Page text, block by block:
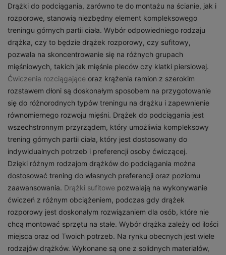
Drążki do podciągania, zarówno te do montażu na ścianie, jak i
rozporowe, stanowią niezbędny element kompleksowego
treningu górnych partii ciała. Wybór odpowiedniego rodzaju
drążka, czy to będzie drążek rozporowy, czy sufitowy,
pozwala na skoncentrowanie się na różnych grupach
mięśniowych, takich jak mięśnie pleców czy klatki piersiowej.
Ćwiczenia rozciągające oraz krążenia ramion z szerokim
rozstawem dłoni są doskonałym sposobem na przygotowanie
się do różnorodnych typów treningu na drążku i zapewnienie
równomiernego rozwoju mięśni. Drążek do podciągania jest
wszechstronnym przyrządem, który umożliwia kompleksowy
trening górnych partii ciała, który jest dostosowany do
indywidualnych potrzeb i preferencji osoby ćwiczącej.
Dzięki różnym rodzajom drążków do podciągania można
dostosować trening do własnych preferencji oraz poziomu
zaawansowania. Drążki sufitowe pozwalają na wykonywanie
ćwiczeń z różnym obciążeniem, podczas gdy drążek
rozporowy jest doskonałym rozwiązaniem dla osób, które nie
chcą montować sprzętu na stałe. Wybór drążka zależy od ilości
miejsca oraz od Twoich potrzeb. Na rynku obecnych jest wiele
rodzajów drążków. Wykonane są one z solidnych materiałów,